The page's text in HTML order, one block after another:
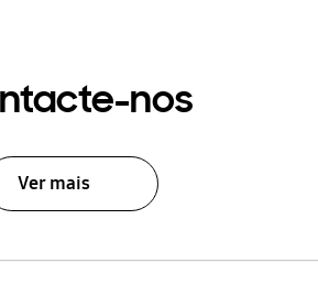
nos
Ver mais